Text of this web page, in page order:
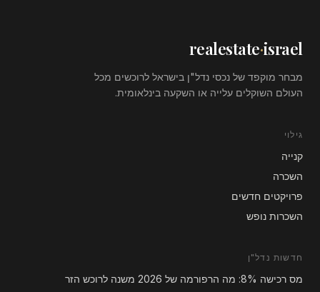
realestate·israel
מבחר מוקפד של נכסי נדל"ן בישראל לרוכשים מכל
העולם השוקלים עלייה או השקעה בינלאומית.
גילוי
קנייה
השכרה
פרויקטים חדשים
השכרות נופש
חדשות נדל"ן
מס רכישה 8%: מה הרפורמה של 2026 משנה לרוכש הזר